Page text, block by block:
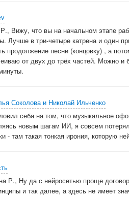
Вижу, что вы на начальном этапе
Лучше в три-четыре катрена и один
продолжение песни (концовку) , а
от двух до трёх частей. Можно и
Соколова и Николай Ильченко
себя на том, что музыкальное
новым шагам ИИ, я совсем
- там такая тонкая ирония, которую
Р., Ну да с нейросетью проще
и так далее, а здесь не имеет